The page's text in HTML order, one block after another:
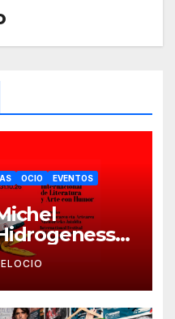
OCIO
EVENTOS
edición